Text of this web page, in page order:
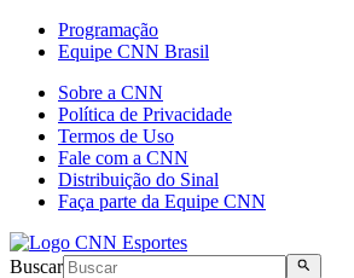
Programação
Equipe CNN Brasil
Sobre a CNN
Política de Privacidade
Termos de Uso
Fale com a CNN
Distribuição do Sinal
Faça parte da Equipe CNN
Buscar